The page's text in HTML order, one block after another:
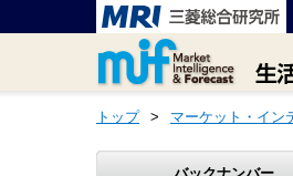
トップ > マーケット・イン